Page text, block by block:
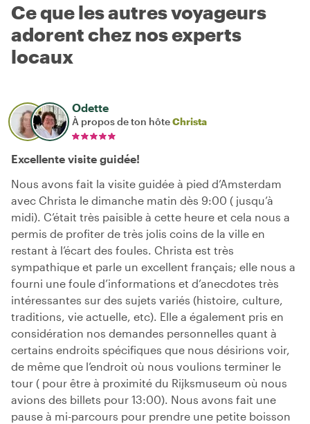
Ce que les autres voyageurs
adorent chez nos experts
locaux
Odette
À propos de ton hôteChrista
Excellente visite guidée!
Nous avons fait la visite guidée à pied d’Amsterdam
avec Christa le dimanche matin dès 9:00 ( jusqu’à
midi). C’était très paisible à cette heure et cela nous a
permis de profiter de très jolis coins de la ville en
restant à l’écart des foules. Christa est très
sympathique et parle un excellent français; elle nous a
fourni une foule d’informations et d’anecdotes très
intéressantes sur des sujets variés (histoire, culture,
traditions, vie actuelle, etc). Elle a également pris en
considération nos demandes personnelles quant à
certains endroits spécifiques que nous désirions voir,
de même que l’endroit où nous voulions terminer le
tour ( pour être à proximité du Rijksmuseum où nous
avions des billets pour 13:00). Nous avons fait une
pause à mi-parcours pour prendre une petite boisson